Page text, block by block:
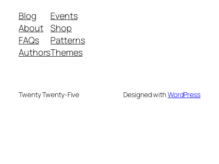
Blog
About
FAQs
Authors
Events
Shop
Patterns
Themes
Twenty Twenty-Five Designed withWordPress